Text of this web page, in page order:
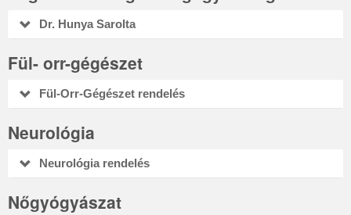
Dr. Hunya Sarolta
Fül- orr-gégészet
Fül-Orr-Gégészet rendelés
Neurológia
Neurológia rendelés
Nőgyógyászat